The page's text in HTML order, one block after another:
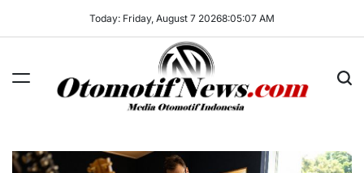
Today: Friday, August 7 20268:05:08 AM